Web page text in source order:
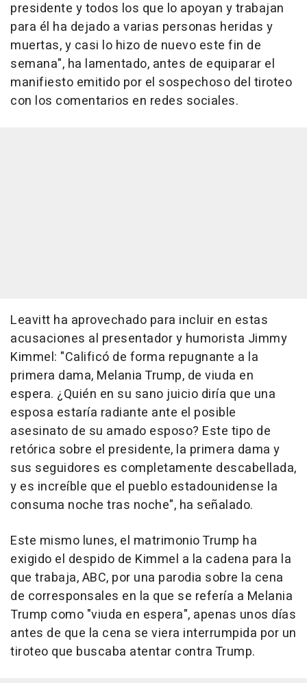
presidente y todos los que lo apoyan y trabajan
para él ha dejado a varias personas heridas y
muertas, y casi lo hizo de nuevo este fin de
semana", ha lamentado, antes de equiparar el
manifiesto emitido por el sospechoso del tiroteo
con los comentarios en redes sociales.
Leavitt ha aprovechado para incluir en estas
acusaciones al presentador y humorista Jimmy
Kimmel: "Calificó de forma repugnante a la
primera dama, Melania Trump, de viuda en
espera. ¿Quién en su sano juicio diría que una
esposa estaría radiante ante el posible
asesinato de su amado esposo? Este tipo de
retórica sobre el presidente, la primera dama y
sus seguidores es completamente descabellada,
y es increíble que el pueblo estadounidense la
consuma noche tras noche", ha señalado.
Este mismo lunes, el matrimonio Trump ha
exigido el despido de Kimmel a la cadena para la
que trabaja, ABC, por una parodia sobre la cena
de corresponsales en la que se refería a Melania
Trump como "viuda en espera", apenas unos días
antes de que la cena se viera interrumpida por un
tiroteo que buscaba atentar contra Trump.